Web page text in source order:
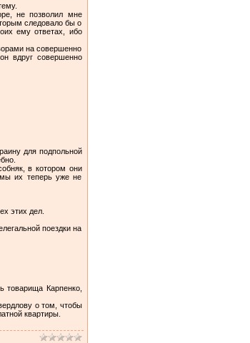
не позволил мне
следовало бы о
ему ответах, ибо
на совершенно
вдруг совершенно
для подпольной
в котором они
их теперь уже не
этих дел.
поездки на
товарища Карпенко,
о том, чтобы
квартиры.